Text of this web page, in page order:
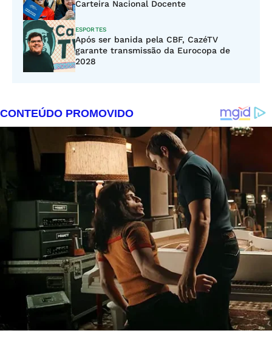
Carteira Nacional Docente
ESPORTES
Após ser banida pela CBF, CazéTV
garante transmissão da Eurocopa de
2028